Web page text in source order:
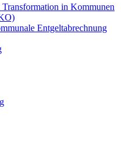
in Kommunen
Entgeltabrechnung